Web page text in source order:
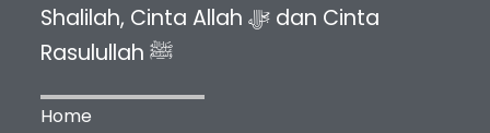
Shalilah, Cinta Allah ﷻ dan Cinta
Rasulullah ﷺ
Home